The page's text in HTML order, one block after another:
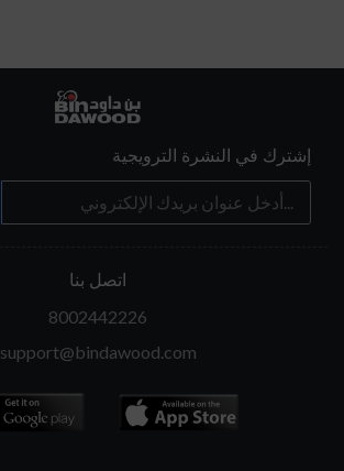
إشترك في النشرة الترويجية
اتصل بنا
8002442226
support@bindawood.com